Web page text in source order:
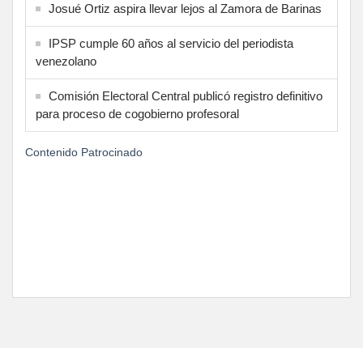
Josué Ortiz aspira llevar lejos al Zamora de Barinas
IPSP cumple 60 años al servicio del periodista
venezolano
Comisión Electoral Central publicó registro definitivo
para proceso de cogobierno profesoral
Contenido Patrocinado